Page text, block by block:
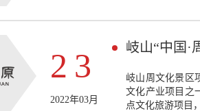
23
2022年03月
岐山“中国·
岐山周文化景区
文化产业项目之
点文化旅游项目